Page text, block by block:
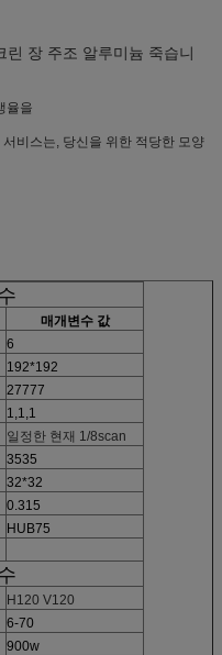
장 주조 알루미늄 죽습니
율을
비스는, 당신을 위한 적당한 모양
매개변수 값
6
192*192
27777
1,1,1
일정한 현재 1/8scan
3535
32*32
0.315
HUB75
H120 V120
6-70
900w